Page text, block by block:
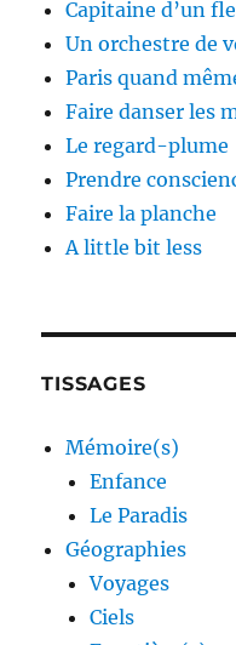
Capitaine d’un
Un orchestre de
Paris quand
Faire danser les
Le regard-plume
Prendre
Faire la planche
A little bit less
TISSAGES
Mémoire(s)
Enfance
Le Paradis
Géographies
Voyages
Ciels